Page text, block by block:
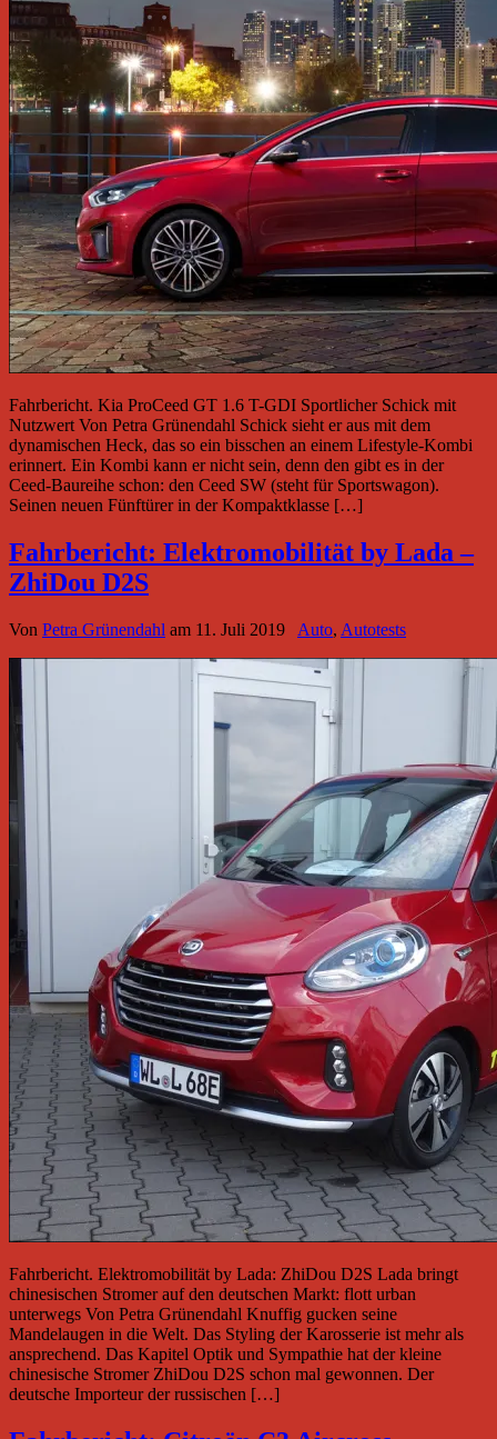
Fahrbericht. Kia ProCeed GT 1.6 T-GDI Sportlicher Schick mit
Nutzwert Von Petra Grünendahl Schick sieht er aus mit dem
dynamischen Heck, das so ein bisschen an einem Lifestyle-Kombi
erinnert. Ein Kombi kann er nicht sein, denn den gibt es in der
Ceed-Baureihe schon: den Ceed SW (steht für Sportswagon).
Seinen neuen Fünftürer in der Kompaktklasse […]
Fahrbericht: Elektromobilität by Lada –
ZhiDou D2S
Von Petra Grünendahl am 11. Juli 2019 Auto, Autotests
Fahrbericht. Elektromobilität by Lada: ZhiDou D2S Lada bringt
chinesischen Stromer auf den deutschen Markt: flott urban
unterwegs Von Petra Grünendahl Knuffig gucken seine
Mandelaugen in die Welt. Das Styling der Karosserie ist mehr als
ansprechend. Das Kapitel Optik und Sympathie hat der kleine
chinesische Stromer ZhiDou D2S schon mal gewonnen. Der
deutsche Importeur der russischen […]